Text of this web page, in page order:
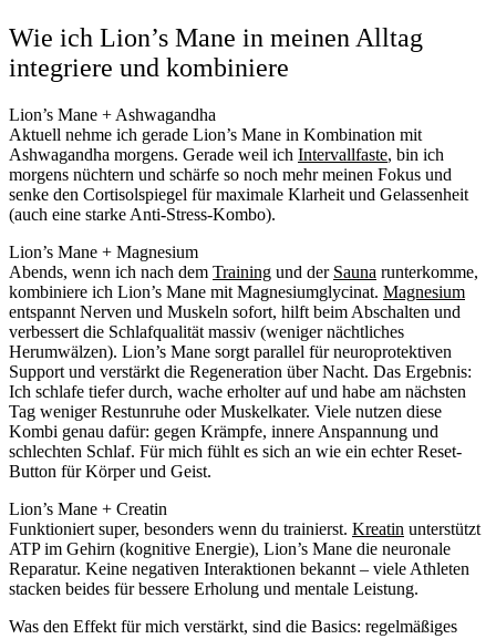
Wie ich Lion’s Mane in meinen Alltag
integriere und kombiniere
Lion’s Mane + Ashwagandha
Aktuell nehme ich gerade Lion’s Mane in Kombination mit
Ashwagandha morgens. Gerade weil ich Intervallfaste, bin ich
morgens nüchtern und schärfe so noch mehr meinen Fokus und
senke den Cortisolspiegel für maximale Klarheit und Gelassenheit
(auch eine starke Anti-Stress-Kombo).
Lion’s Mane + Magnesium
Abends, wenn ich nach dem Training und der Sauna runterkomme,
kombiniere ich Lion’s Mane mit Magnesiumglycinat. Magnesium
entspannt Nerven und Muskeln sofort, hilft beim Abschalten und
verbessert die Schlafqualität massiv (weniger nächtliches
Herumwälzen). Lion’s Mane sorgt parallel für neuroprotektiven
Support und verstärkt die Regeneration über Nacht. Das Ergebnis:
Ich schlafe tiefer durch, wache erholter auf und habe am nächsten
Tag weniger Restunruhe oder Muskelkater. Viele nutzen diese
Kombi genau dafür: gegen Krämpfe, innere Anspannung und
schlechten Schlaf. Für mich fühlt es sich an wie ein echter Reset-
Button für Körper und Geist.
Lion’s Mane + Creatin
Funktioniert super, besonders wenn du trainierst. Kreatin unterstützt
ATP im Gehirn (kognitive Energie), Lion’s Mane die neuronale
Reparatur. Keine negativen Interaktionen bekannt – viele Athleten
stacken beides für bessere Erholung und mentale Leistung.
Was den Effekt für mich verstärkt, sind die Basics: regelmäßiges